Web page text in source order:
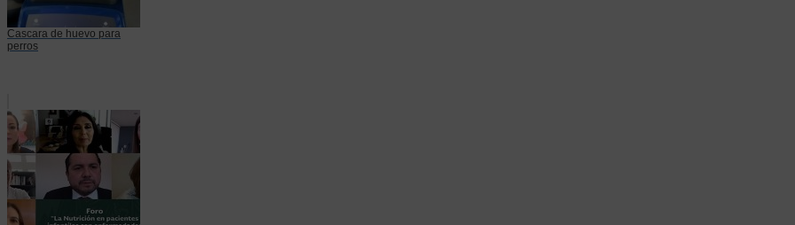
Cascara de huevo para
perros